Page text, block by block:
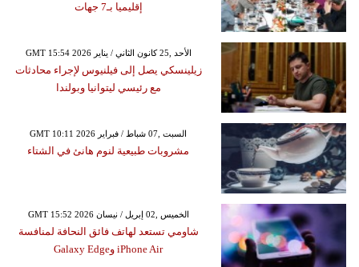
إقليميا بـ7 جهات
GMT 15:54 2026 الأحد ,25 كانون الثاني / يناير
زيلينسكي يصل إلى فيلنيوس لإجراء محادثات
مع رئيسي ليتوانيا وبولندا
GMT 10:11 2026 السبت ,07 شباط / فبراير
مشروبات طبيعية لنوم هانئ في الشتاء
GMT 15:52 2026 الخميس ,02 إبريل / نيسان
شاومي تستعد لهاتف فائق النحافة لمنافسة
iPhone Air وGalaxy Edge